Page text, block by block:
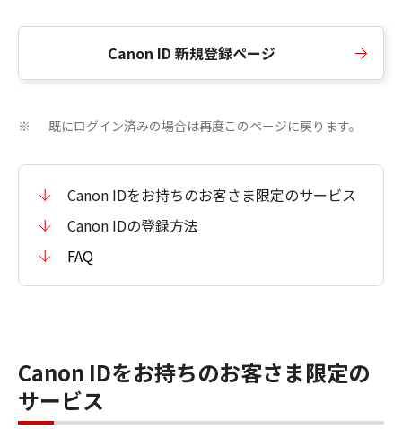
Canon ID 新規登録ページ
※ 既にログイン済みの場合は再度このページに戻ります。
Canon IDをお持ちのお客さま限定のサービス
Canon IDの登録方法
FAQ
Canon IDをお持ちのお客さま限定の
サービス